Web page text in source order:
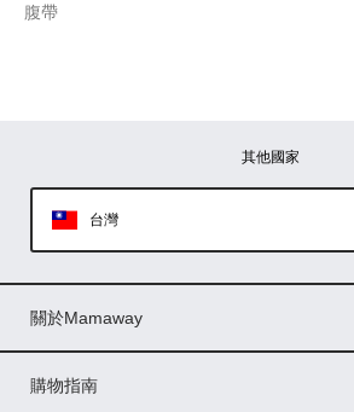
腹帶
其他國家
台灣
印尼
菲律賓
關於Mamaway
門市據點
最新消息
品牌故事
人力招募
媒體花絮
隱私權聲明
CSR企業社會責任
購物指南